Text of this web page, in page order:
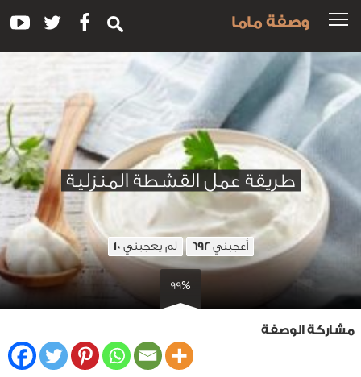
وصفة ماما
طريقة عمل القشطة المنزلية
أعجبني692 لم يعجبني10
99%
مشاركة الوصفة